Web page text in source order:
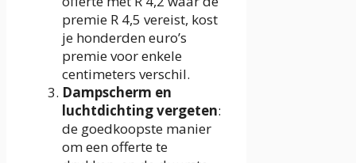
premie R 4,5 vereist, kost
je honderden euro’s
premie voor enkele
centimeters verschil.
Dampscherm en
luchtdichting vergeten:
de goedkoopste manier
om een offerte te